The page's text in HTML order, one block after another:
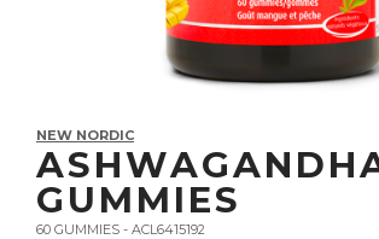
NEW NORDIC
GUMMIES
60 GUMMIES - ACL6415192